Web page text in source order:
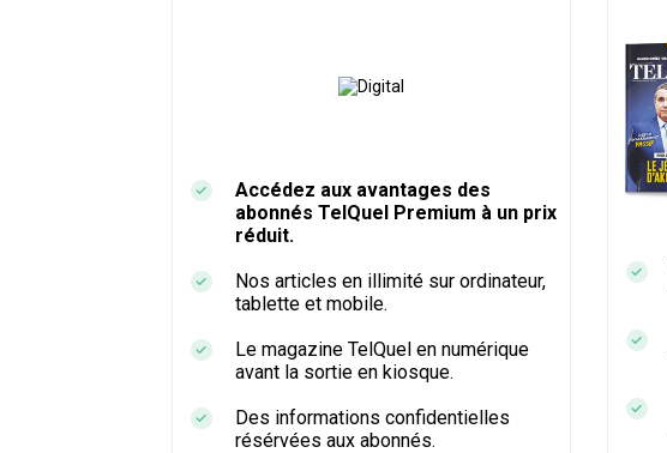
Accédez aux avantages des
abonnés TelQuel Premium à un prix
réduit.
Nos articles en illimité sur ordinateur,
tablette et mobile.
Le magazine TelQuel en numérique
avant la sortie en kiosque.
Des informations confidentielles
résérvées aux abonnés.